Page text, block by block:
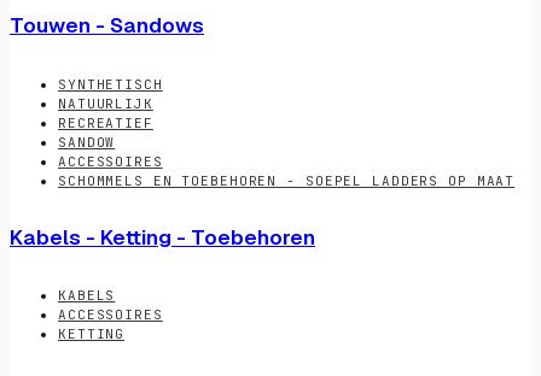
Touwen - Sandows
SYNTHETISCH
NATUURLIJK
RECREATIEF
SANDOW
ACCESSOIRES
SCHOMMELS EN TOEBEHOREN - SOEPEL LADDERS OP MAAT
Kabels - Ketting - Toebehoren
KABELS
ACCESSOIRES
KETTING